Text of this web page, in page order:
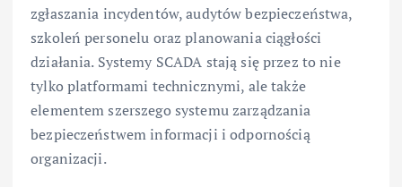
zgłaszania incydentów, audytów bezpieczeństwa,
szkoleń personelu oraz planowania ciągłości
działania. Systemy SCADA stają się przez to nie
tylko platformami technicznymi, ale także
elementem szerszego systemu zarządzania
bezpieczeństwem informacji i odpornością
organizacji.